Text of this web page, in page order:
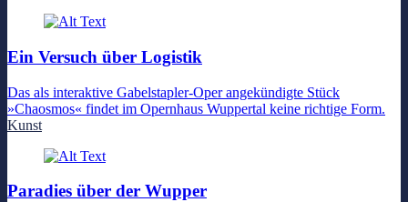
Ein Versuch über Logistik
Das als interaktive Gabelstapler-Oper angekündigte Stück
»Chaosmos« findet im Opernhaus Wuppertal keine richtige Form.
Kunst
Paradies über der Wupper